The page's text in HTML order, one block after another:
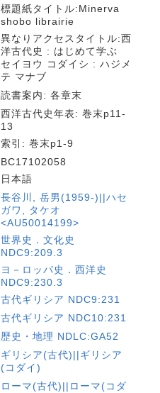
標題紙タイトル:Minerva
shobo librairie
異なりアクセスタイトル:西
洋古代史 : はじめて学ぶ
セイヨウ コダイシ : ハジメ
テ マナブ
読書案内: 各章末
西洋古代史年表: 巻末p11-
13
索引: 巻末p1-9
BC17102058
日本語
長谷川, 岳男(1959-)||ハセ
ガワ, タケオ
<AU50014199>
世界史．文化史
NDC9:209.3
ヨ－ロッパ史．西洋史
NDC9:230.3
古代ギリシア NDC9:231
古代ギリシア NDC10:231
歴史・地理 NDLC:GA52
ギリシア(古代)||ギリシア
(コダイ)
ローマ(古代)||ローマ(コダ